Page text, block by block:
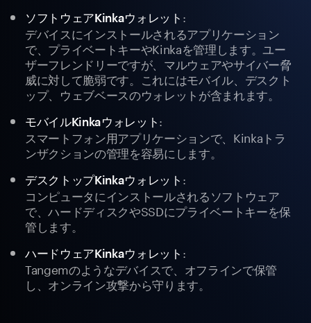
ソフトウェアKinkaウォレット :
デバイスにインストールされるアプリケーション
で、プライベートキーやKinkaを管理します。ユー
ザーフレンドリーですが、マルウェアやサイバー脅
威に対して脆弱です。これにはモバイル、デスクト
ップ、ウェブベースのウォレットが含まれます。
モバイルKinkaウォレット :
スマートフォン用アプリケーションで、Kinkaトラ
ンザクションの管理を容易にします。
デスクトップKinkaウォレット :
コンピュータにインストールされるソフトウェア
で、ハードディスクやSSDにプライベートキーを保
管します。
ハードウェアKinkaウォレット :
Tangemのようなデバイスで、オフラインで保管
し、オンライン攻撃から守ります。